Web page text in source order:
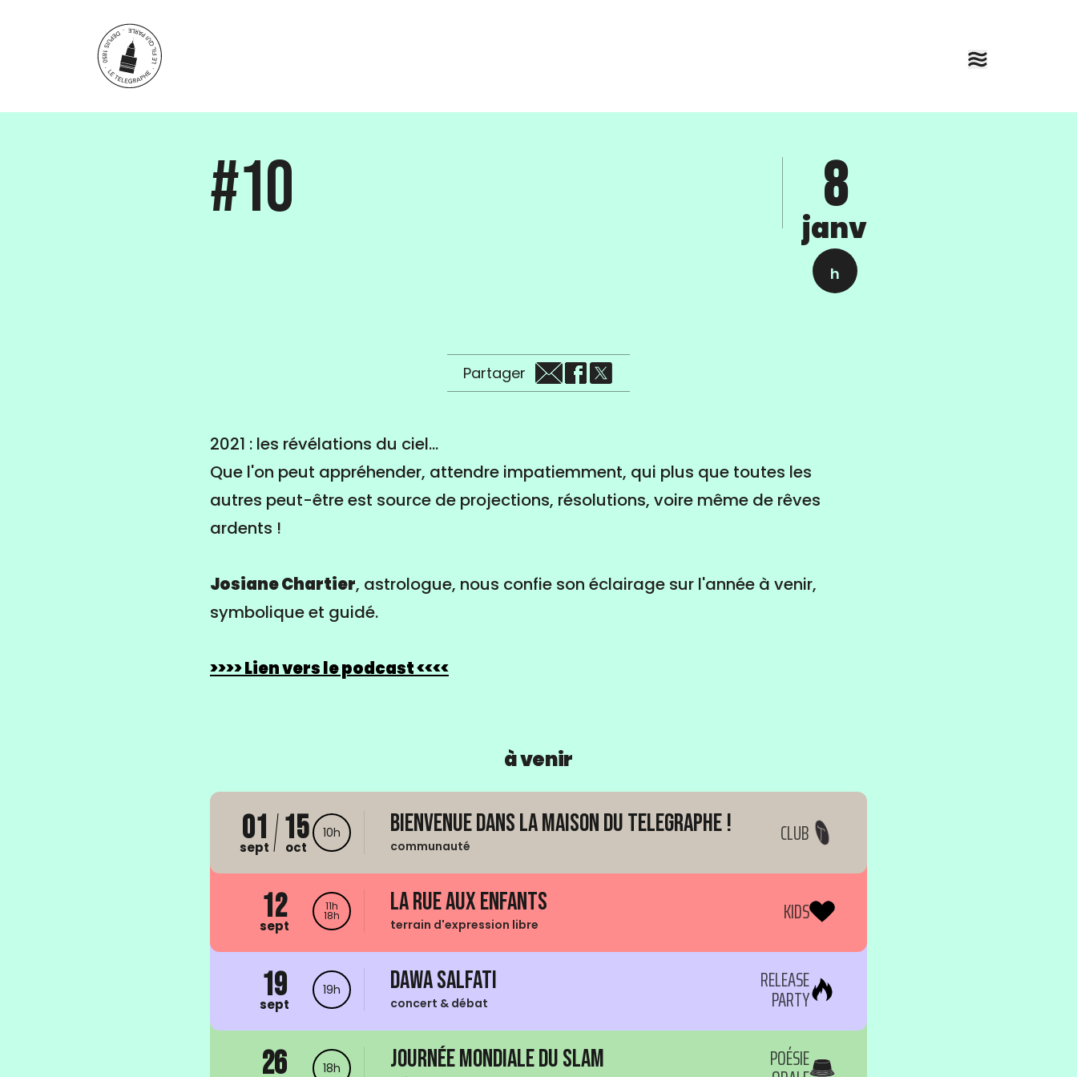
#10 8
janv
h
Partager
2021 : les révélations du ciel...
Que l'on peut appréhender, attendre impatiemment, qui plus que toutes les
autres peut-être est source de projections, résolutions, voire même de rêves
ardents !
Josiane Chartier, astrologue, nous confie son éclairage sur l'année à venir,
symbolique et guidé.
>>>> Lien vers le podcast <<<<
à venir
01
sept 15
oct
10h Bienvenue dans La Maison du Telegraphe !
communauté CLUB
12
sept
11h
18h La Rue aux enfants
terrain d'expression libre KIDS
19
sept
19h Dawa Salfati
concert & débat
RELEASE
PARTY
26 18h Journée mondiale du Slam POÉSIE